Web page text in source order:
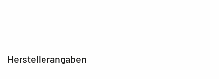
Herstellerangaben